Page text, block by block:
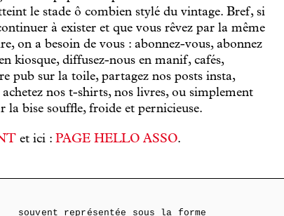
le stade ô combien stylé du vintage. Bref, si
à exister et que vous rêvez par la même
on a besoin de vous : abonnez-vous, abonnez
kiosque, diffusez-nous en manif, cafés,
pub sur la toile, partagez nos posts insta,
nos t-shirts, nos livres, ou simplement
la bise souffle, froide et pernicieuse.
et ici : PAGE HELLO ASSO.
souvent représentée sous la forme